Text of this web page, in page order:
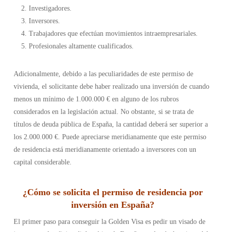
Investigadores.
Inversores.
Trabajadores que efectúan movimientos intraempresariales.
Profesionales altamente cualificados.
Adicionalmente, debido a las peculiaridades de este permiso de
vivienda, el solicitante debe haber realizado una inversión de cuando
menos un mínimo de 1.000.000 € en alguno de los rubros
considerados en la legislación actual. No obstante, si se trata de
títulos de deuda pública de España, la cantidad deberá ser superior a
los 2.000.000 €. Puede apreciarse meridianamente que este permiso
de residencia está meridianamente orientado a inversores con un
capital considerable.
¿Cómo se solicita el permiso de residencia por
inversión en España?
El primer paso para conseguir la Golden Visa es pedir un visado de